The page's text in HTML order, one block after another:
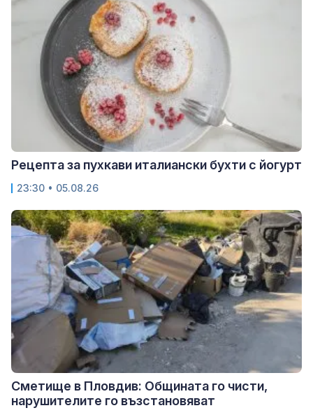
Рецепта за пухкави италиански бухти с йогурт
23:30 • 05.08.26
Сметище в Пловдив: Общината го чисти,
нарушителите го възстановяват